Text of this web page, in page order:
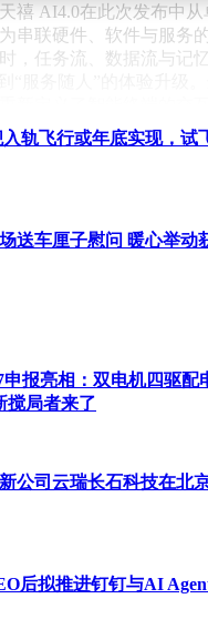
禧 AI4.0在此次发布中
串联硬件、软件与服务
，任务流、数据流与记
新定义了智能终端的交互
发布意味着购买的不再
智能生活解决方案。对
的策略，在大模型终端
入轨飞行或年底实现，试
送车厘子慰问 暖心举动
申报亮相：双电机四驱配
搅局者来了
公司云瑞长石科技在北
后拟推进钉钉与AI